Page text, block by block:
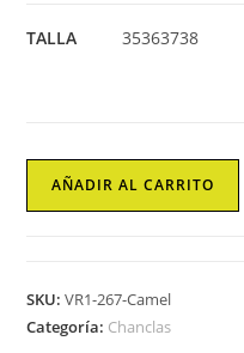
TALLA 35363738
Sandalias
Planta
Anatomica
AÑADIR AL CARRITO
SKU:VR1-267-Camel
Categoría: Chanclas